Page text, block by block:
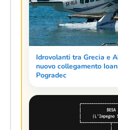
Idrovolanti tra Grecia e
nuovo collegamento
Pogradec